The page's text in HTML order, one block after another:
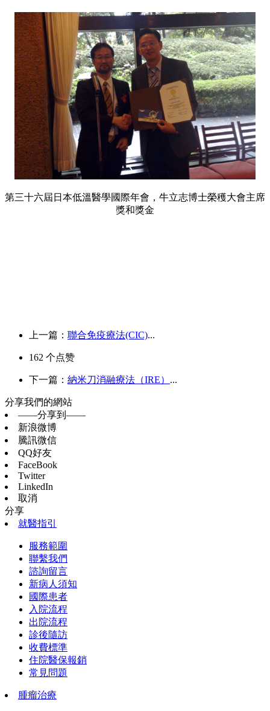
第三十六屆日本低溫醫學國際年會，牛立志博士榮穫大會主席
獎和獎金
上一篇： 聯合免疫療法(CIC)...
162 个点赞
下一篇： 納米刀消融療法（IRE） ...
分享我們的網站
——分享到——
新浪微博
騰訊微信
QQ好友
FaceBook
Twitter
LinkedIn
取消
分享
就醫指引
服務範圍
聯繫我們
諮詢留言
新病人須知
國際患者
入院流程
出院流程
診後隨訪
收費標準
住院醫保報銷
常見問題
腫瘤治療